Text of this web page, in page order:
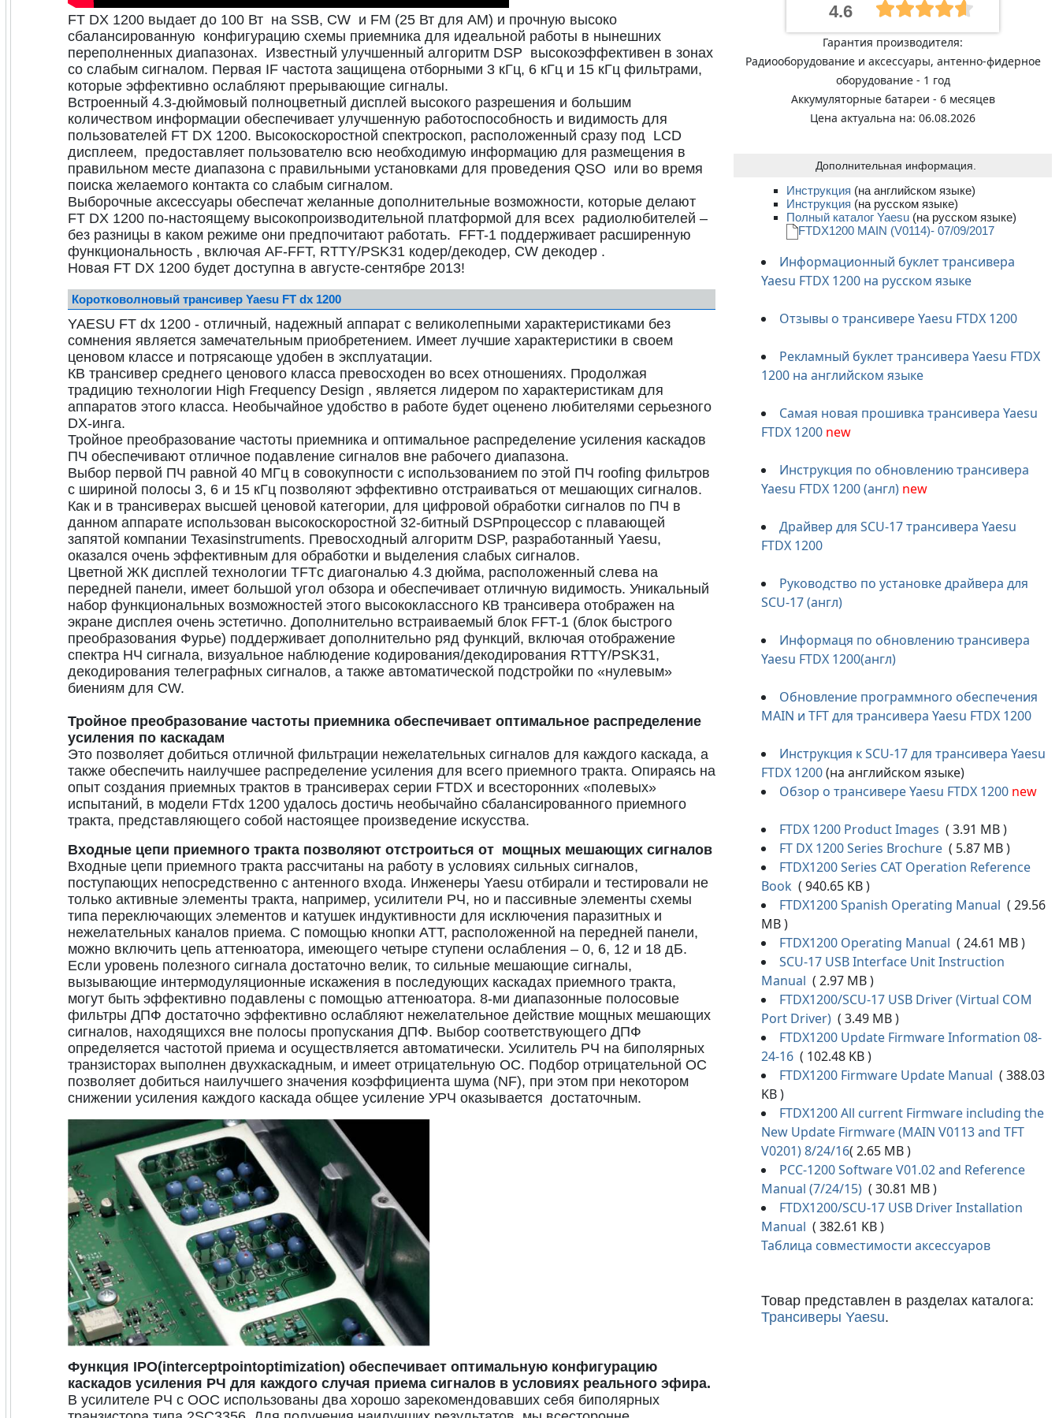
FT DX 1200 выдает до 100 Вт на SSB, CW и FM (25 Вт для АМ) и прочную высоко
сбалансированную конфигурацию схемы приемника для идеальной работы в нынешних
переполненных диапазонах. Известный улучшенный алгоритм DSP высокоэффективен в зонах
со слабым сигналом. Первая IF частота защищена отборными 3 кГц, 6 кГц и 15 кГц фильтрами,
которые эффективно ослабляют прерывающие сигналы.
Встроенный 4.3-дюймовый полноцветный дисплей высокого разрешения и большим
количеством информации обеспечивает улучшенную работоспособность и видимость для
пользователей FT DX 1200. Высокоскоростной спектроскоп, расположенный сразу под LCD
дисплеем, предоставляет пользователю всю необходимую информацию для размещения в
правильном месте диапазона с правильными установками для проведения QSO или во время
поиска желаемого контакта со слабым сигналом.
Выборочные аксессуары обеспечат желанные дополнительные возможности, которые делают
FT DX 1200 по-настоящему высокопроизводительной платформой для всех радиолюбителей –
без разницы в каком режиме они предпочитают работать. FFT-1 поддерживает расширенную
функциональность , включая AF-FFT, RTTY/PSK31 кодер/декодер, CW декодер .
Новая FT DX 1200 будет доступна в августе-сентябре 2013!
Коротковолновый трансивер Yaesu FT dx 1200
YAESU FT dx 1200 - отличный, надежный аппарат с великолепными характеристиками без
сомнения является замечательным приобретением. Имеет лучшие характеристики в своем
ценовом классе и потрясающе удобен в эксплуатации.
КВ трансивер среднего ценового класса превосходен во всех отношениях. Продолжая
традицию технологии High Frequency Design , является лидером по характеристикам для
аппаратов этого класса. Необычайное удобство в работе будет оценено любителями серьезного
DX-инга.
Тройное преобразование частоты приемника и оптимальное распределение усиления каскадов
ПЧ обеспечивают отличное подавление сигналов вне рабочего диапазона.
Выбор первой ПЧ равной 40 МГц в совокупности с использованием по этой ПЧ roofing фильтров
с шириной полосы 3, 6 и 15 кГц позволяют эффективно отстраиваться от мешающих сигналов.
Как и в трансиверах высшей ценовой категории, для цифровой обработки сигналов по ПЧ в
данном аппарате использован высокоскоростной 32-битный DSPпроцессор с плавающей
запятой компании Texasinstruments. Превосходный алгоритм DSP, разработанный Yaesu,
оказался очень эффективным для обработки и выделения слабых сигналов.
Цветной ЖК дисплей технологии TFTс диагональю 4.3 дюйма, расположенный слева на
передней панели, имеет большой угол обзора и обеспечивает отличную видимость. Уникальный
набор функциональных возможностей этого высококлассного КВ трансивера отображен на
экране дисплея очень эстетично. Дополнительно встраиваемый блок FFT-1 (блок быстрого
преобразования Фурье) поддерживает дополнительно ряд функций, включая отображение
спектра НЧ сигнала, визуальное наблюдение кодирования/декодирования RTTY/PSK31,
декодирования телеграфных сигналов, а также автоматической подстройки по «нулевым»
биениям для CW.
Тройное преобразование частоты приемника обеспечивает оптимальное распределение
усиления по каскадам
Это позволяет добиться отличной фильтрации нежелательных сигналов для каждого каскада, а
также обеспечить наилучшее распределение усиления для всего приемного тракта. Опираясь на
опыт создания приемных трактов в трансиверах серии FTDX и всесторонних «полевых»
испытаний, в модели FTdx 1200 удалось достичь необычайно сбалансированного приемного
тракта, представляющего собой настоящее произведение искусства.
Входные цепи приемного тракта позволяют отстроиться от мощных мешающих сигналов
Входные цепи приемного тракта рассчитаны на работу в условиях сильных сигналов,
поступающих непосредственно с антенного входа. Инженеры Yaesu отбирали и тестировали не
только активные элементы тракта, например, усилители РЧ, но и пассивные элементы схемы
типа переключающих элементов и катушек индуктивности для исключения паразитных и
нежелательных каналов приема. С помощью кнопки ATT, расположенной на передней панели,
можно включить цепь аттенюатора, имеющего четыре ступени ослабления – 0, 6, 12 и 18 дБ.
Если уровень полезного сигнала достаточно велик, то сильные мешающие сигналы,
вызывающие интермодуляционные искажения в последующих каскадах приемного тракта,
могут быть эффективно подавлены с помощью аттенюатора. 8-ми диапазонные полосовые
фильтры ДПФ достаточно эффективно ослабляют нежелательное действие мощных мешающих
сигналов, находящихся вне полосы пропускания ДПФ. Выбор соответствующего ДПФ
определяется частотой приема и осуществляется автоматически. Усилитель РЧ на биполярных
транзисторах выполнен двухкаскадным, и имеет отрицательную ОС. Подбор отрицательной ОС
позволяет добиться наилучшего значения коэффициента шума (NF), при этом при некотором
снижении усиления каждого каскада общее усиление УРЧ оказывается достаточным.
Функция IPO(interceptpointoptimization) обеспечивает оптимальную конфигурацию
каскадов усиления РЧ для каждого случая приема сигналов в условиях реального эфира.
В усилителе РЧ с ООС использованы два хорошо зарекомендовавших себя биполярных
4.6
Гарантия производителя:
Радиооборудование и аксессуары, антенно-фидерное
оборудование - 1 год
Аккумуляторные батареи - 6 месяцев
Цена актуальна на: 06.08.2026
Дополнительная информация.
Инструкция (на английском языке)
Инструкция (на русском языке)
Полный каталог Yaesu (на русском языке)
FTDX1200 MAIN (V0114)- 07/09/2017
Информационный буклет трансивера
Yaesu FTDX 1200 на русском языке
Отзывы о трансивере Yaesu FTDX 1200
Рекламный буклет трансивера Yaesu FTDX
1200 на английском языке
Самая новая прошивка трансивера Yaesu
FTDX 1200 new
Инструкция по обновлению трансивера
Yaesu FTDX 1200 (англ) new
Драйвер для SCU-17 трансивера Yaesu
FTDX 1200
Руководство по установке драйвера для
SCU-17 (англ)
Информаця по обновлению трансивера
Yaesu FTDX 1200(англ)
Обновление программного обеспечения
MAIN и TFT для трансивера Yaesu FTDX 1200
Инструкция к SCU-17 для трансивера Yaesu
FTDX 1200(на английском языке)
Обзор о трансивере Yaesu FTDX 1200 new
FTDX 1200 Product Images ( 3.91 MB )
FT DX 1200 Series Brochure ( 5.87 MB )
FTDX1200 Series CAT Operation Reference
Book ( 940.65 KB )
FTDX1200 Spanish Operating Manual ( 29.56
MB )
FTDX1200 Operating Manual ( 24.61 MB )
SCU-17 USB Interface Unit Instruction
Manual ( 2.97 MB )
FTDX1200/SCU-17 USB Driver (Virtual COM
Port Driver) ( 3.49 MB )
FTDX1200 Update Firmware Information 08-
24-16 ( 102.48 KB )
FTDX1200 Firmware Update Manual ( 388.03
KB )
FTDX1200 All current Firmware including the
New Update Firmware (MAIN V0113 and TFT
V0201) 8/24/16( 2.65 MB )
PCC-1200 Software V01.02 and Reference
Manual (7/24/15) ( 30.81 MB )
FTDX1200/SCU-17 USB Driver Installation
Manual ( 382.61 KB )
Таблица совместимости аксессуаров
Товар представлен в разделах каталога:
Трансиверы Yaesu.